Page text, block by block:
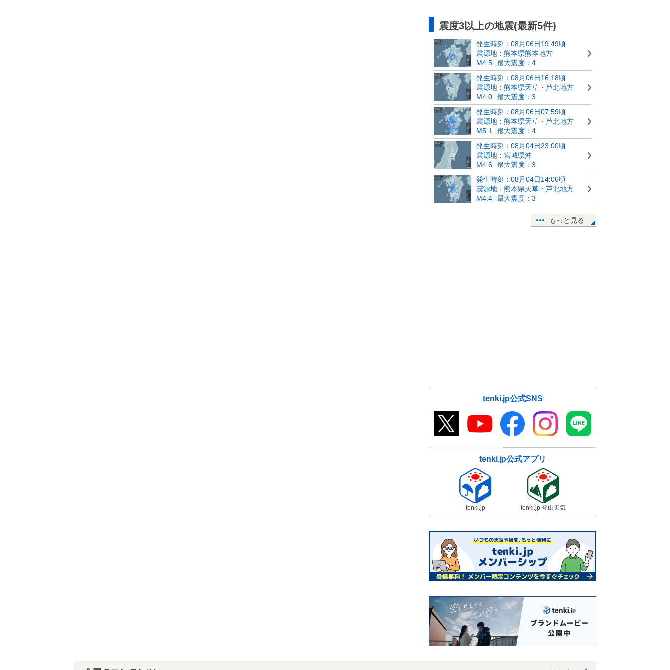
震度3以上の地震(最新5件)
発生時刻：08月06日19:49頃
震源地：熊本県熊本地方
M4.5
最大震度：4
発生時刻：08月06日16:18頃
震源地：熊本県天草・芦北地方
M4.0
最大震度：3
発生時刻：08月06日07:59頃
震源地：熊本県天草・芦北地方
M5.1
最大震度：4
発生時刻：08月04日23:00頃
震源地：宮城県沖
M4.6
最大震度：3
発生時刻：08月04日14:06頃
震源地：熊本県天草・芦北地方
M4.4
最大震度：3
もっと見る
tenki.jp公式SNS
tenki.jp公式アプリ
tenki.jp tenki.jp 登山天気